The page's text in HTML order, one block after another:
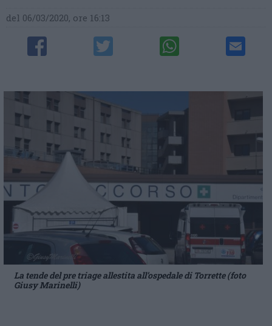
del 06/03/2020, ore 16:13
La tende del pre triage allestita all’ospedale di Torrette (foto
Giusy Marinelli)